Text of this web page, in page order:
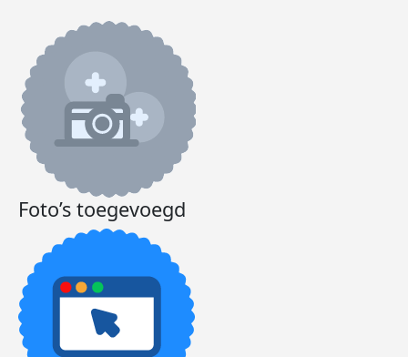
Foto’s toegevoegd